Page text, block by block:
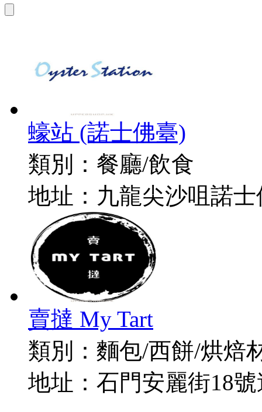
蠔站 (諾士佛臺)
類別： 餐廳/飲食
地址： 九龍尖沙咀諾
賣撻 My Tart
類別： 麵包/西餅/烘焙
地址： 石門安麗街18